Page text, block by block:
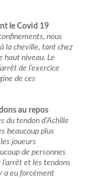
le Covid 19
nous
la cheville, tant chez
haut niveau. Le
de l’exercice
de ces
au repos
du tendon d’Achille
beaucoup plus
joueurs
de personnes
l’arrêt et les tendons
a eu forcément